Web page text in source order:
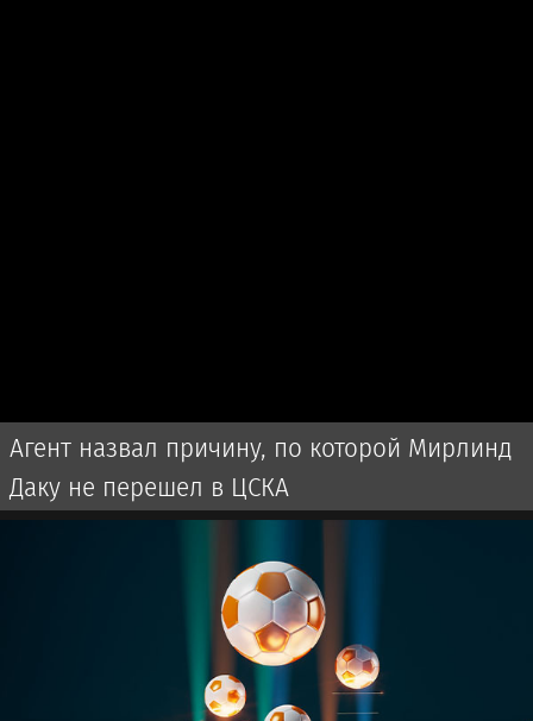
Агент назвал причину, по которой Мирлинд
Даку не перешел в ЦСКА